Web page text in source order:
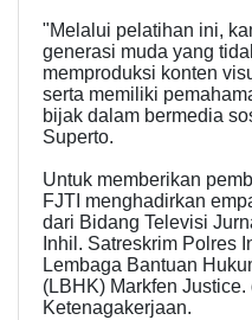
"Melalui pelatihan ini,
generasi muda yang
memproduksi konten
serta memiliki
bijak dalam bermedia
Superto.
Untuk memberikan
FJTI menghadirkan
dari Bidang Televisi
Inhil. Satreskrim Polres
Lembaga Bantuan
(LBHK) Markfen Justice.
Ketenagakerjaan.